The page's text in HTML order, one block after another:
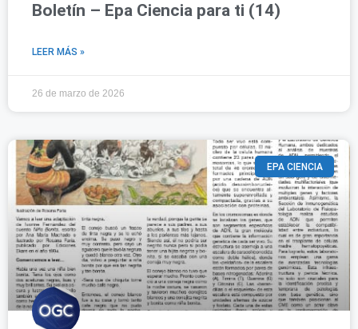
Boletín – Epa Ciencia para ti (14)
LEER MÁS »
26 de marzo de 2026
EPA CIENCIA